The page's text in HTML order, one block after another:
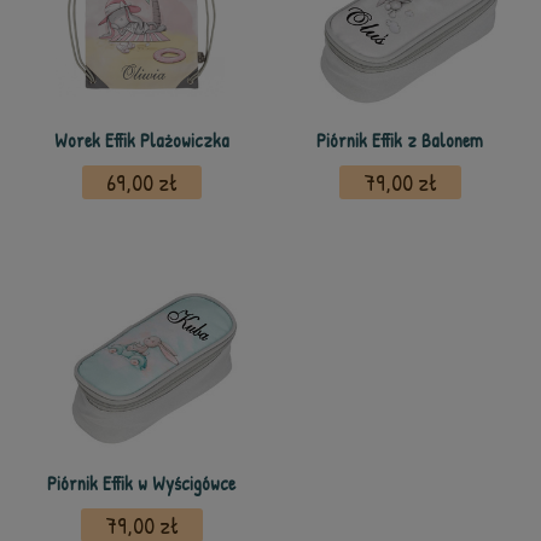
Worek Effik Plażowiczka
69,00 zł
Piórnik Effik z Balonem
79,00 zł
Piórnik Effik w Wyścigówce
79,00 zł